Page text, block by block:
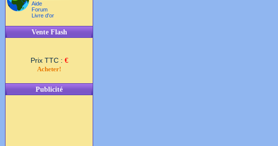
Aide
Forum
Livre d'or
Vente Flash
Prix TTC : €
Acheter!
Publicité